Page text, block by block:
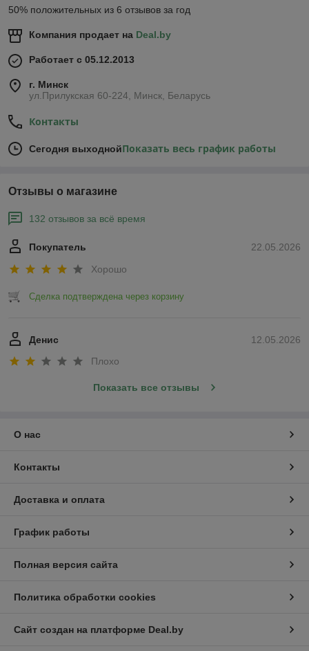
50% положительных из 6 отзывов за год
Компания продает на Deal.by
Работает с 05.12.2013
г. Минск
ул.Прилукская 60-224, Минск, Беларусь
Контакты
Сегодня выходнойПоказать весь график работы
Отзывы о магазине
132 отзывов за всё время
22.05.2026
Покупатель
Хорошо
Сделка подтверждена через корзину
12.05.2026
Денис
Плохо
Показать все отзывы
О нас
Контакты
Доставка и оплата
График работы
Полная версия сайта
Политика обработки cookies
Сайт создан на платформе Deal.by